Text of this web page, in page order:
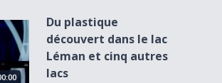
dans le lac Léman et cinq autres lacs
Du plastique
découvert dans le lac
Léman et cinq autres
lacs